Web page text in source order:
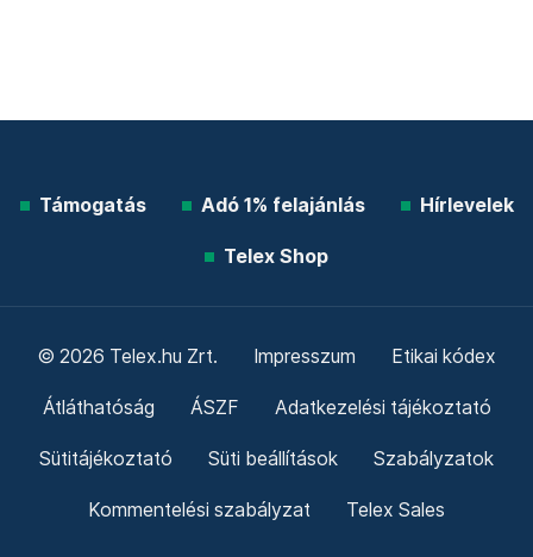
Támogatás Adó 1% felajánlás Hírlevelek
Telex Shop
© 2026 Telex.hu Zrt. Impresszum Etikai kódex
Átláthatóság ÁSZF Adatkezelési tájékoztató
Sütitájékoztató Süti beállítások Szabályzatok
Kommentelési szabályzat Telex Sales